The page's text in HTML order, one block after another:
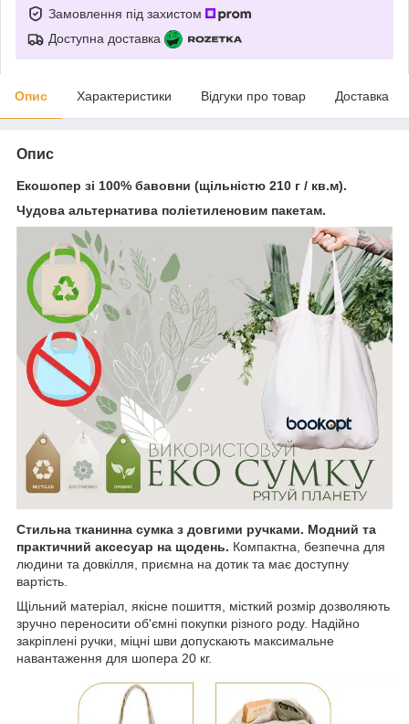
Замовлення під захистом
Доступна доставка
Опис Характеристики Відгуки про товар Доставка
Опис
Екошопер зі 100% бавовни (щільністю 210 г / кв.м).
Чудова альтернатива поліетиленовим пакетам.
Стильна тканинна сумка з довгими ручками. Модний та
практичний аксесуар на щодень. Компактна, безпечна для
людини та довкілля, приємна на дотик та має доступну
вартість.
Щільний матеріал, якісне пошиття, місткий розмір дозволяють
зручно переносити об'ємні покупки різного роду. Надійно
закріплені ручки, міцні шви допускають максимальне
навантаження для шопера 20 кг.